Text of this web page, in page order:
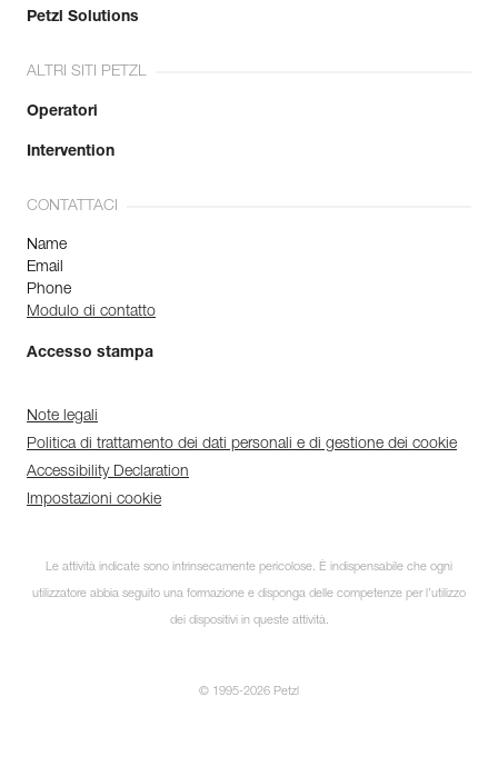
Petzl Solutions
ALTRI SITI PETZL
Operatori
Intervention
CONTATTACI
Name
Email
Phone
Modulo di contatto
Accesso stampa
Note legali
Politica di trattamento dei dati personali e di gestione dei cookie
Accessibility Declaration
Impostazioni cookie
Le attività indicate sono intrinsecamente pericolose. È indispensabile che ogni
utilizzatore abbia seguito una formazione e disponga delle competenze per l’utilizzo
dei dispositivi in queste attività.
© 1995-2026 Petzl